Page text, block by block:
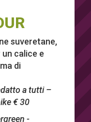
suveretane,
calice e
di
a tutti –
€ 30
-